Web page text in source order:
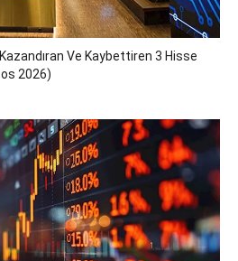
Ve Kaybettiren 3 Hisse
2026)